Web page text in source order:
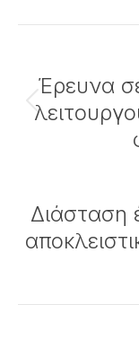
Έρευνα
Διάσταση